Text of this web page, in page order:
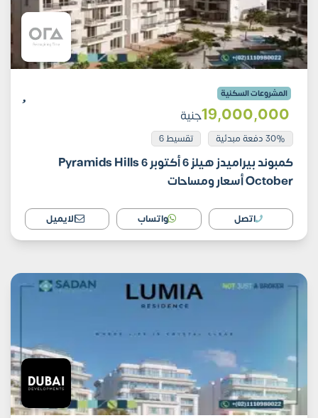
المشروعات السكنية
19٬000٬000جنية
30% دفعة مبدئية تقسيط 6
كمبوند بيراميدز هيلز 6 أكتوبر Pyramids Hills 6
October أسعار ومساحات
اتصل واتساب الايميل